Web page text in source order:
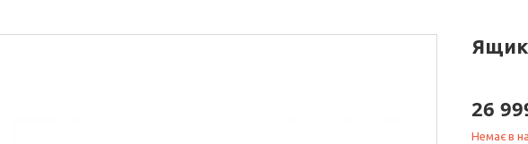
Ящик
26
Немає в